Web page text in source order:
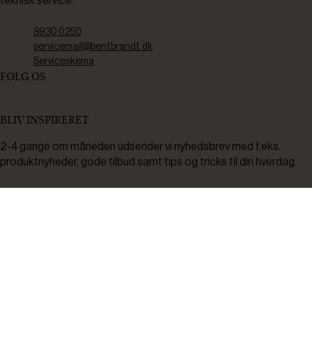
8930 0250
servicemail@bentbrandt.dk
Serviceskema
FØLG OS
BLIV INSPIRERET
2-4 gange om måneden udsender vi nyhedsbrev med f.eks.
produktnyheder, gode tilbud samt tips og tricks til din hverdag.